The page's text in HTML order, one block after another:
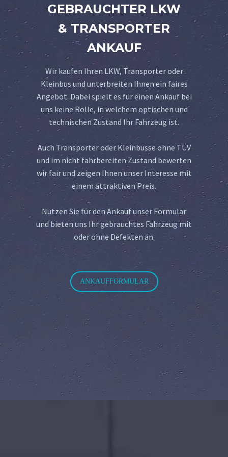
GEBRAUCHTER LKW
& TRANSPORTER
ANKAUF
Wir kaufen Ihren LKW, Transporter oder
Kleinbus und unterbreiten Ihnen ein faires
Angebot. Dabei spielt es für einen Ankauf bei
uns keine Rolle, in welchem optischen und
technischen Zustand Ihr Fahrzeug ist.
Auch Transporter oder Kleinbusse ohne TÜV
und im nicht fahrbereiten Zustand bewerten
wir fair und zeigen Ihnen unser Interesse mit
einem attraktiven Preis.
Nutzen Sie für den Ankauf unser Formular
und bieten uns Ihr gebrauchtes Fahrzeug mit
oder ohne Defekten an.
ANKAUFFORMULAR